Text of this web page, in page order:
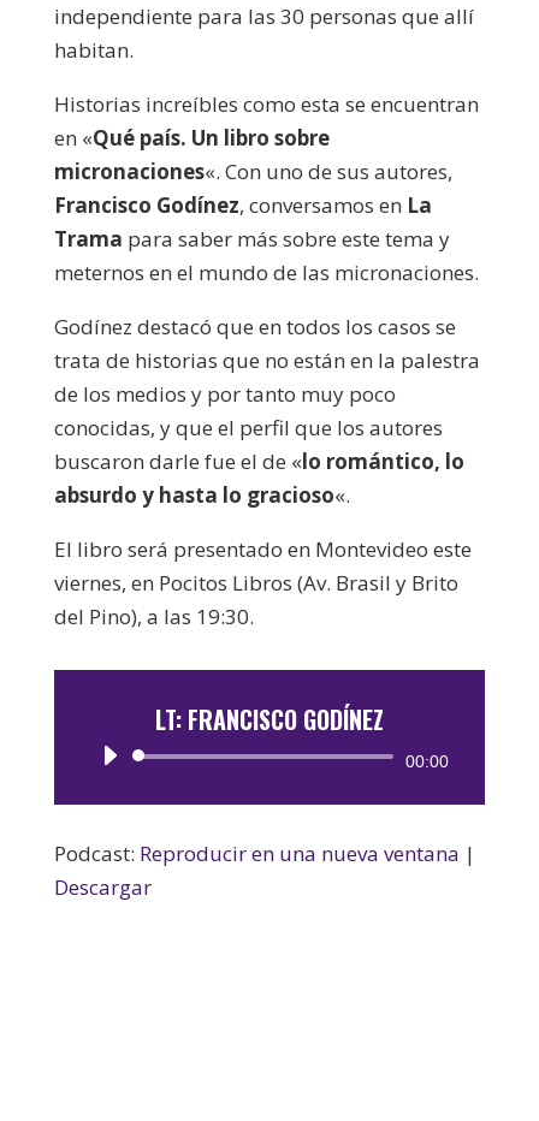
independiente para las 30 personas que allí
habitan.
Historias increíbles como esta se encuentran
en «Qué país. Un libro sobre
micronaciones«. Con uno de sus autores,
Francisco Godínez, conversamos en La
Trama para saber más sobre este tema y
meternos en el mundo de las micronaciones.
Godínez destacó que en todos los casos se
trata de historias que no están en la palestra
de los medios y por tanto muy poco
conocidas, y que el perfil que los autores
buscaron darle fue el de «lo romántico, lo
absurdo y hasta lo gracioso«.
El libro será presentado en Montevideo este
viernes, en Pocitos Libros (Av. Brasil y Brito
del Pino), a las 19:30.
LT: FRANCISCO GODÍNEZ
Reproductor
00:00
Podcast: Reproducir en una nueva ventana |
Descargar